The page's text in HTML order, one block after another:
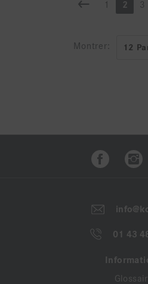
1 2 3
Montrer:
01 43